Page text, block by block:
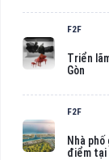
F2F
Triển
Gòn
F2F
Nhà
điểm tại